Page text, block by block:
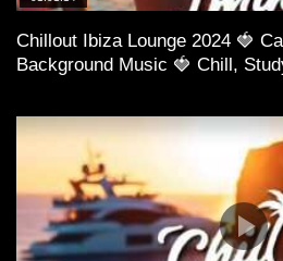
Chillout Ibiza Lounge 2024 🍓
Background Music 🍓 Chill,